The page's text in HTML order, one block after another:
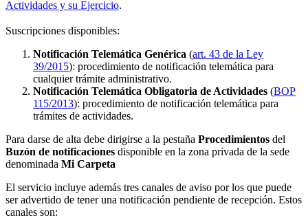
Actividades y su Ejercicio.
Suscripciones disponibles:
Notificación Telemática Genérica (art. 43 de la Ley
39/2015): procedimiento de notificación telemática para
cualquier trámite administrativo.
Notificación Telemática Obligatoria de Actividades (BOP
115/2013): procedimiento de notificación telemática para
trámites de actividades.
Para darse de alta debe dirigirse a la pestaña Procedimientos del
Buzón de notificaciones disponible en la zona privada de la sede
denominada Mi Carpeta
El servicio incluye además tres canales de aviso por los que puede
ser advertido de tener una notificación pendiente de recepción. Estos
canales son: